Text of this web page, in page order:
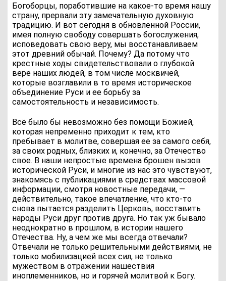
Богоборцы, поработившие на какое-то время нашу
страну, прервали эту замечательную духовную
традицию. И вот сегодня в обновленной России,
имея полную свободу совершать богослужения,
исповедовать свою веру, мы восстанавливаем
этот древний обычай. Почему? Да потому что
крестные ходы свидетельствовали о глубокой
вере наших людей, в том числе москвичей,
которые возглавили в то время историческое
объединение Руси и ее борьбу за
самостоятельность и независимость.
Всё было бы невозможно без помощи Божией,
которая непременно приходит к тем, кто
пребывает в молитве, совершая ее за самого себя,
за своих родных, близких и, конечно, за Отечество
свое. В наши непростые времена брошен вызов
исторической Руси, и многие из нас это чувствуют,
знакомясь с публикациями в средствах массовой
информации, смотря новостные передачи, —
действительно, такое впечатление, что кто-то
снова пытается разделить Церковь, восставить
народы Руси друг против друга. Но так уж бывало
неоднократно в прошлом, в истории нашего
Отечества. Ну, а чем же мы всегда отвечали?
Отвечали не только решительными действиями, не
только мобилизацией всех сил, не только
мужеством в отражении нашествия
иноплеменников, но и горячей молитвой к Богу.